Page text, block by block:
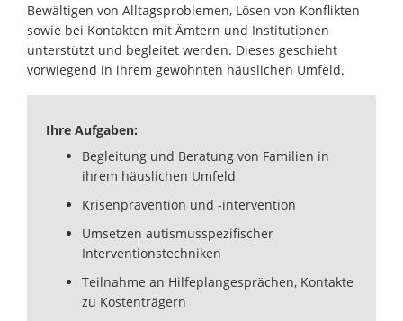
Bewältigen von Alltagsproblemen, Lösen von Konflikten
sowie bei Kontakten mit Ämtern und Institutionen
unterstützt und begleitet werden. Dieses geschieht
vorwiegend in ihrem gewohnten häuslichen Umfeld.
Ihre Aufgaben:
Begleitung und Beratung von Familien in
ihrem häuslichen Umfeld
Krisenprävention und -intervention
Umsetzen autismusspezifischer
Interventionstechniken
Teilnahme an Hilfeplangesprächen, Kontakte
zu Kostenträgern